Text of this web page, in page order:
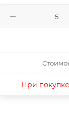
При